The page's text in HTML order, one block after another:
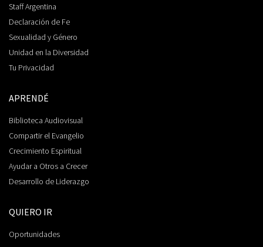
Staff Argentina
Declaración de Fe
Sexualidad y Género
Unidad en la Diversidad
Tu Privacidad
APRENDÉ
Biblioteca Audiovisual
Compartir el Evangelio
Crecimiento Espiritual
Ayudar a Otros a Crecer
Desarrollo de Liderazgo
QUIERO IR
Oportunidades